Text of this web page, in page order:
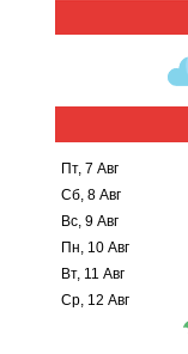
Пт, 7 Авг
Сб, 8 Авг
Вс, 9 Авг
Пн, 10 Авг
Вт, 11 Авг
Ср, 12 Авг